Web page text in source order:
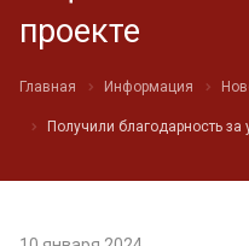
проекте
Главная Информация
Получили благодарность